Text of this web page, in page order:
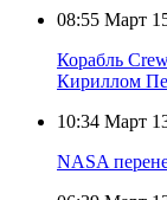
08:55 Март
Корабль
Кириллом
10:34 Март
NASA